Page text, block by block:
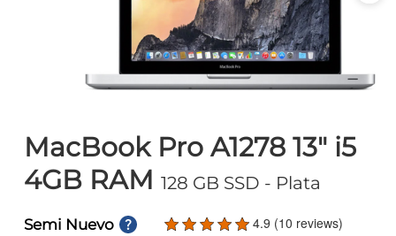
MacBook Pro A1278 13" i5
4GB RAM 128 GB SSD - Plata
Semi Nuevo 4.9 (10 reviews)